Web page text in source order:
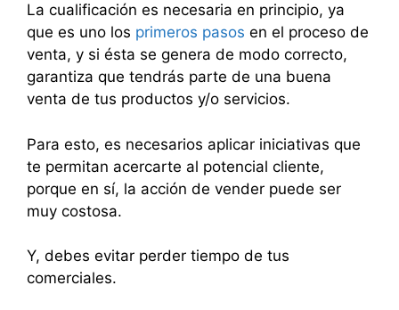
La cualificación es necesaria en principio, ya
que es uno los primeros pasos en el proceso de
venta, y si ésta se genera de modo correcto,
garantiza que tendrás parte de una buena
venta de tus productos y/o servicios.
Para esto, es necesarios aplicar iniciativas que
te permitan acercarte al potencial cliente,
porque en sí, la acción de vender puede ser
muy costosa.
Y, debes evitar perder tiempo de tus
comerciales.